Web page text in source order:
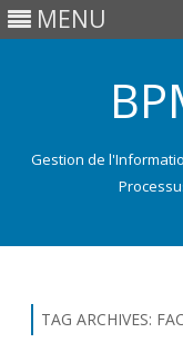
MENU
Gestion de
TAG ARCHIVES: